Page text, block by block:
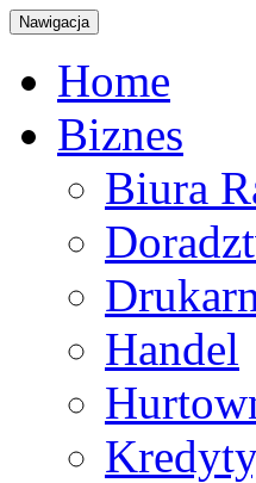
Nawigacja
Home
Biznes
Biura
Handel